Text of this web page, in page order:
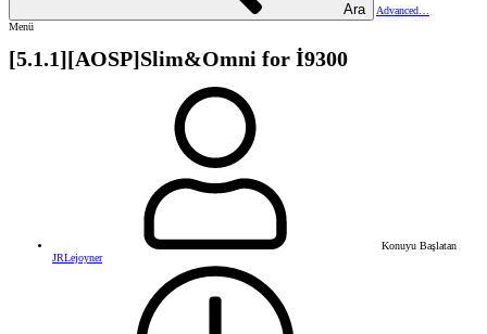
Ara
Advanced…
Menü
[5.1.1][AOSP]Slim&Omni for İ9300
Konuyu Başlatan
JRLejoyner